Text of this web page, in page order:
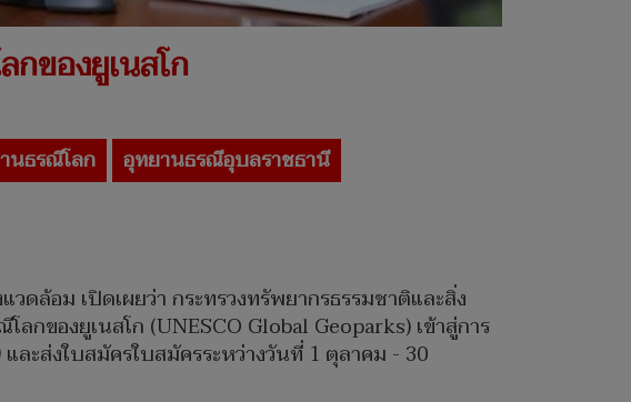
ของยูเนสโก
นธรณีโลก อุทยานธรณีอุบลราชธานี
ล้อม เปิดเผยว่า กระทรวงทรัพยากรธรรมชาติและสิ่ง
กของยูเนสโก (UNESCO Global Geoparks) เข้าสู่การ
ะส่งใบสมัครใบสมัครระหว่างวันที่ 1 ตุลาคม - 30